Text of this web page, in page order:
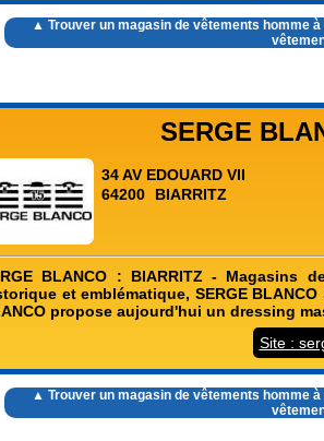
▲ Trouver un magasin de vêtements homme à
SERGE
34 AV EDOUARD VII
64200
BIARRITZ
BLANCO : BIARRITZ - Magasins
et emblématique, SERGE
propose aujourd'hui un dressing
Site :
▲ Trouver un magasin de vêtements homme à